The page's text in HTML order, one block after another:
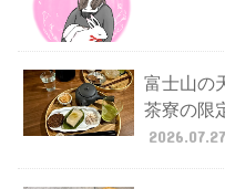
富士山の
茶寮の限
2026.07.27